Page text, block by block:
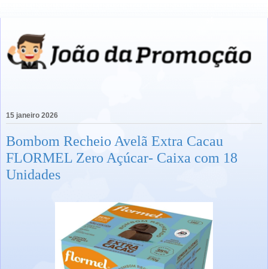
15 janeiro 2026
Bombom Recheio Avelã Extra Cacau
FLORMEL Zero Açúcar- Caixa com 18
Unidades